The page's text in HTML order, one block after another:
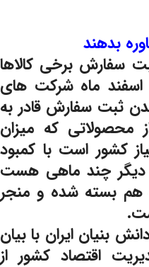
بدهند
سفارش برخی کالاها
اسفند ماه شرکت های
ثبت سفارش قادر به
محصولاتی که میزان
کشور است با کمبود
چند ماهی هست
هم بسته شده و منجر
بنیان ایران با بیان
اقتصاد کشور از